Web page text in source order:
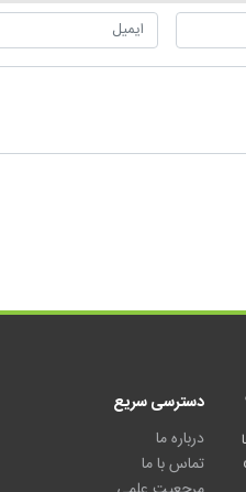
دسترسی سریع
درباره ما
تماس با ما